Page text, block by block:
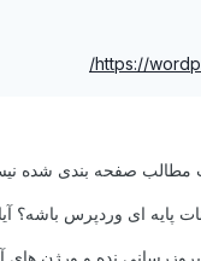
https://
مطالب صفحه بندی
پایه ای وردپرس
نده و ورژن های